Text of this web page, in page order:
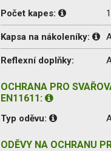
Počet kapes:
Kapsa na nákoleníky:
Reflexní doplňky:
OCHRANA PRO
EN11611:
Typ oděvu:
ODĚVY NA OCHRANU